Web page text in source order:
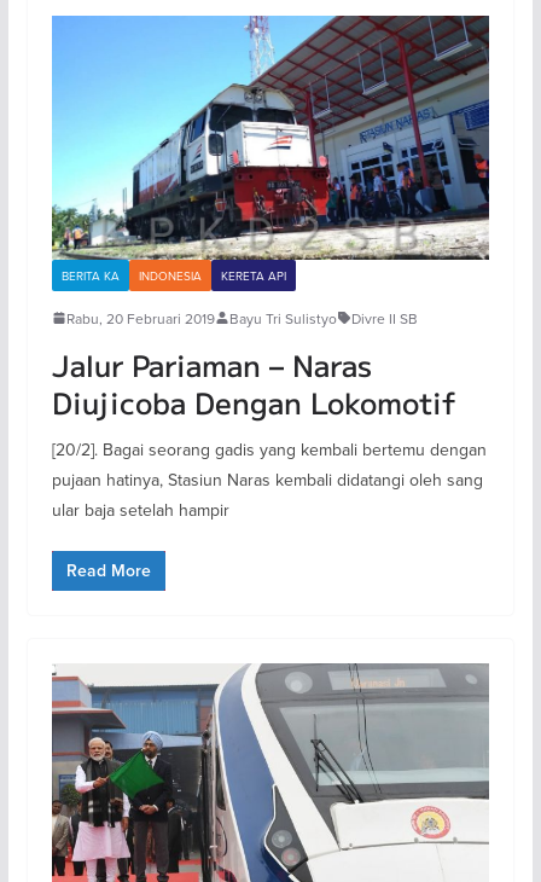
BERITA KA INDONESIA KERETA API
Rabu, 20 Februari 2019 Bayu Tri Sulistyo Divre II SB
Jalur Pariaman – Naras
Diujicoba Dengan Lokomotif
[20/2]. Bagai seorang gadis yang kembali bertemu dengan
pujaan hatinya, Stasiun Naras kembali didatangi oleh sang
ular baja setelah hampir
Read More